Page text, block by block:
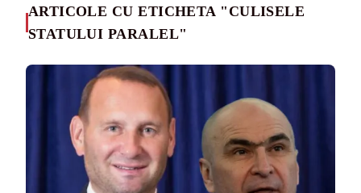
ARTICOLE CU ETICHETA "CULISELE
STATULUI PARALEL"